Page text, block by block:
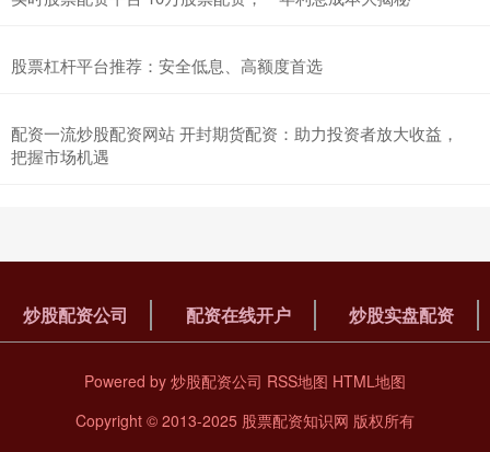
股票杠杆平台推荐：安全低息、高额度首选
配资一流炒股配资网站 开封期货配资：助力投资者放大收益，
把握市场机遇
炒股配资公司 配资在线开户 炒股实盘配资
Powered by 炒股配资公司 RSS地图 HTML地图
Copyright © 2013-2025 股票配资知识网 版权所有